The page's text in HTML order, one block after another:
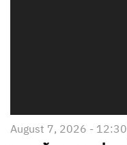
August 7, 2026 - 12:30